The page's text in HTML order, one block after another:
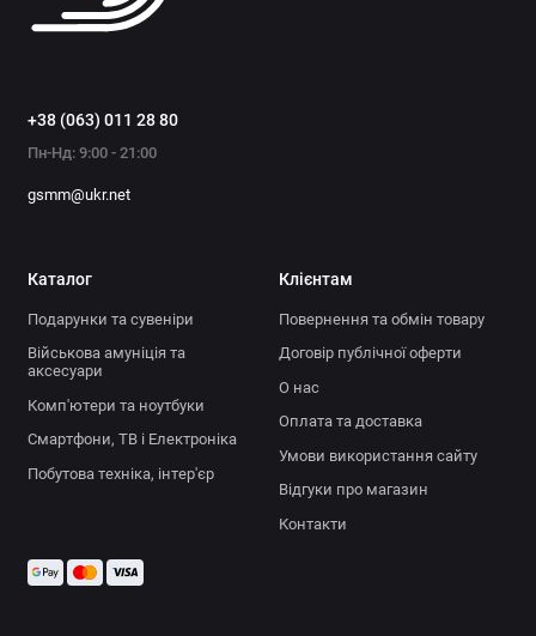
+38 (063) 011 28 80
Пн-Нд: 9:00 - 21:00
gsmm@ukr.net
Каталог
Подарунки та сувеніри
Військова амуніція та
аксесуари
Комп'ютери та ноутбуки
Смартфони, ТВ і Електроніка
Побутова техніка, інтер'єр
Клієнтам
Повернення та обмін товару
Договір публічної оферти
О нас
Оплата та доставка
Умови використання сайту
Відгуки про магазин
Контакти